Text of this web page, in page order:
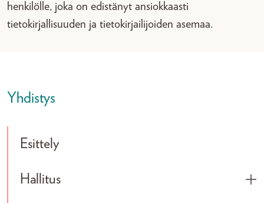
henkilölle, joka on edistänyt ansiokkaasti
tietokirjallisuuden ja tietokirjailijoiden asemaa.
Yhdistys
Esittely
Hallitus